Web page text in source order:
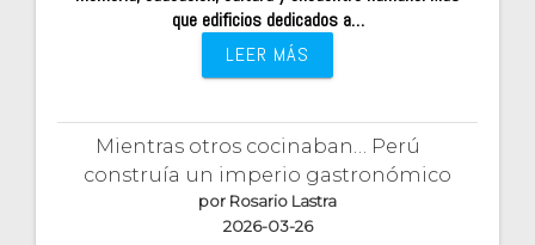
que edificios dedicados a…
LEER MÁS
Mientras otros cocinaban… Perú
construía un imperio gastronómico
por Rosario Lastra
2026-03-26